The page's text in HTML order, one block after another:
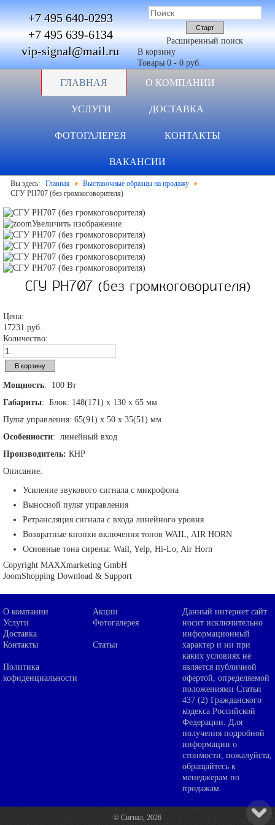
+7 495 640-0293
+7 495 639-6134
vip-signal@mail.ru
Расширенный поиск
В корзину
Товары 0 - 0 руб.
ГЛАВНАЯ О КОМПАНИИ
УСЛУГИ ДОСТАВКА
ФОТОГАЛЕРЕЯ КОНТАКТЫ
ВАКАНСИИ
Вы здесь: Главная
Выставочные образцы на продажу
СГУ PH707 (без громкоговорителя)
Увеличить изображение
СГУ PH707 (без громкоговорителя)
Цена:
17231 руб.
Количество:
Мощность: 100 Вт
Габариты: Блок: 148(171) х 130 х 65 мм
Пульт управления: 65(91) х 50 х 35(51) мм
Особенности: линейный вход
Производитель: КНР
Описание:
Усиление звукового сигнала с микрофона
Выносной пульт управления
Ретрансляция сигнала с входа линейного уровня
Возвратные кнопки включения тонов WAIL, AIR HORN
Основные тона сирены: Wail, Yelp, Hi-Lo, Air Horn
Copyright MAXXmarketing GmbH
JoomShopping Download & Support
О компании
Услуги
Доставка
Контакты
Политика
кофиденциальности
Акции
Фотогалерея
Статьи
Данный интернет сайт
носит исключительно
информационный
характер и ни при
каких условиях не
является публичной
офертой, определяемой
положениями Статьи
437 (2) Гражданского
кодекса Российской
Федерации. Для
получения подробной
информации о
стоимости, пожалуйста,
обращайтесь к
менеджерам по
продажам.
© Сигнал, 2026